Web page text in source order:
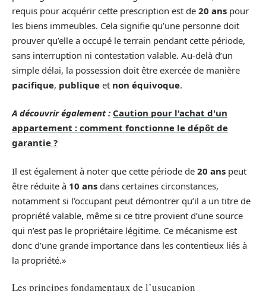
requis pour acquérir cette prescription est de 20 ans pour
les biens immeubles. Cela signifie qu’une personne doit
prouver qu’elle a occupé le terrain pendant cette période,
sans interruption ni contestation valable. Au-delà d’un
simple délai, la possession doit être exercée de manière
pacifique, publique et non équivoque.
A découvrir également : Caution pour l'achat d'un
appartement : comment fonctionne le dépôt de
garantie ?
Il est également à noter que cette période de 20 ans peut
être réduite à 10 ans dans certaines circonstances,
notamment si l’occupant peut démontrer qu’il a un titre de
propriété valable, même si ce titre provient d’une source
qui n’est pas le propriétaire légitime. Ce mécanisme est
donc d’une grande importance dans les contentieux liés à
la propriété.»
Les principes fondamentaux de l’usucapion